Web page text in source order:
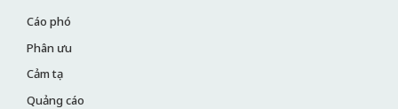
Cáo phó
Phân ưu
Cảm tạ
Quảng cáo